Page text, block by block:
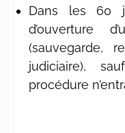
Dans les 60
d’ouverture
(sauvegarde,
judiciaire),
procédure